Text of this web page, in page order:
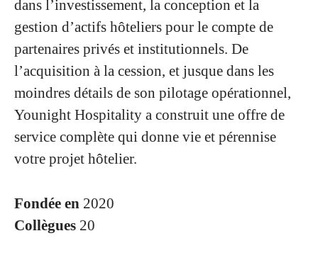
dans l’investissement, la conception et la
gestion d’actifs hôteliers pour le compte de
partenaires privés et institutionnels. De
l’acquisition à la cession, et jusque dans les
moindres détails de son pilotage opérationnel,
Younight Hospitality a construit une offre de
service complète qui donne vie et pérennise
votre projet hôtelier.
Fondée en 2020
Collègues 20